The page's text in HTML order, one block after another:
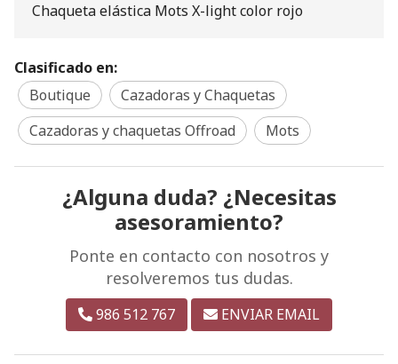
Chaqueta elástica Mots X-light color rojo
Clasificado en:
Boutique
Cazadoras y Chaquetas
Cazadoras y chaquetas Offroad
Mots
¿Alguna duda? ¿Necesitas
asesoramiento?
Ponte en contacto con nosotros y
resolveremos tus dudas.
986 512 767 ENVIAR EMAIL